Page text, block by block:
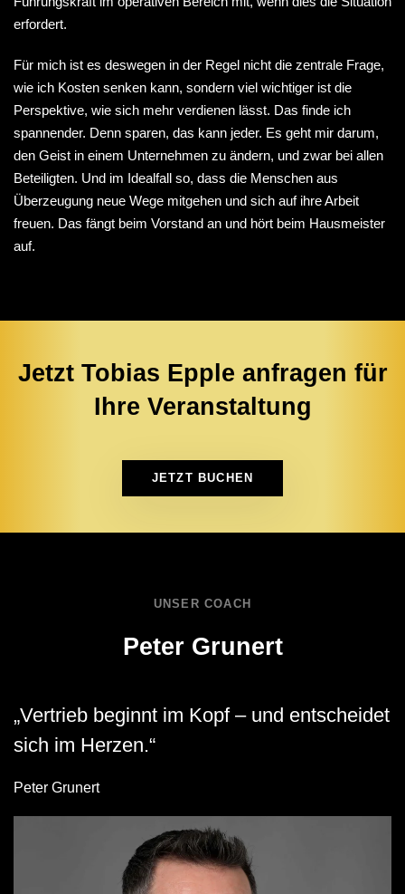
erfordert.
Für mich ist es deswegen in der Regel nicht die zentrale Frage,
wie ich Kosten senken kann, sondern viel wichtiger ist die
Perspektive, wie sich mehr verdienen lässt. Das finde ich
spannender. Denn sparen, das kann jeder. Es geht mir darum,
den Geist in einem Unternehmen zu ändern, und zwar bei allen
Beteiligten. Und im Idealfall so, dass die Menschen aus
Überzeugung neue Wege mitgehen und sich auf ihre Arbeit
freuen. Das fängt beim Vorstand an und hört beim Hausmeister
auf.
Jetzt Tobias Epple anfragen für
Ihre Veranstaltung
JETZT BUCHEN
UNSER COACH
Peter Grunert
„Vertrieb beginnt im Kopf – und entscheidet
sich im Herzen.“
Peter Grunert